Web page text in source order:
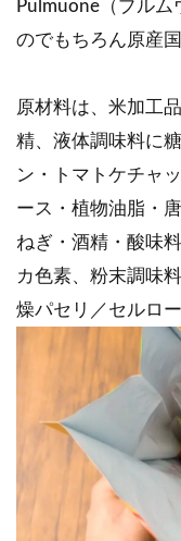
Pulmuone（プル
のでもちろん原産
原材料は、米加工
精、液体調味料に
ン・トマトケチャ
ース・植物油脂・
ねぎ・酒精・酸味
カ色素、粉末調味
燥パセリ／セルロ